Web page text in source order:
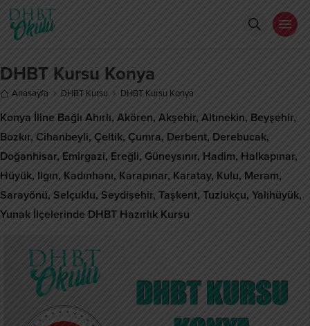
DHBT Kursu Konya
Anasayfa DHBT Kursu DHBT Kursu Konya
Konya İline Bağlı Ahırlı, Akören, Akşehir, Altınekin, Beyşehir,
Bozkır, Cihanbeyli, Çeltik, Çumra, Derbent, Derebucak,
Doğanhisar, Emirgazi, Ereğli, Güneysınır, Hadim, Halkapınar,
Hüyük, Ilgın, Kadınhanı, Karapınar, Karatay, Kulu, Meram,
Sarayönü, Selçuklu, Seydişehir, Taşkent, Tuzlukçu, Yalıhüyük,
Yunak İlçelerinde DHBT Hazırlık Kursu